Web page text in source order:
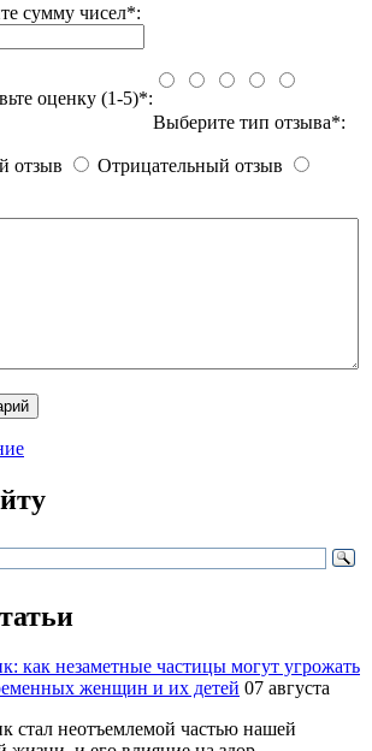
сумму чисел*:
оценку (1-5)*:
Выберите тип отзыва*:
отзыв
Отрицательный отзыв
как незаметные частицы могут угрожать
женщин и их детей 07 августа
стал неотъемлемой частью нашей